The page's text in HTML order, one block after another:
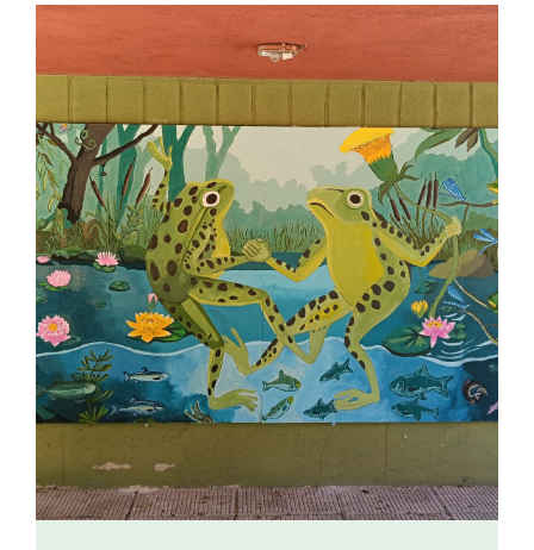
Buscar: